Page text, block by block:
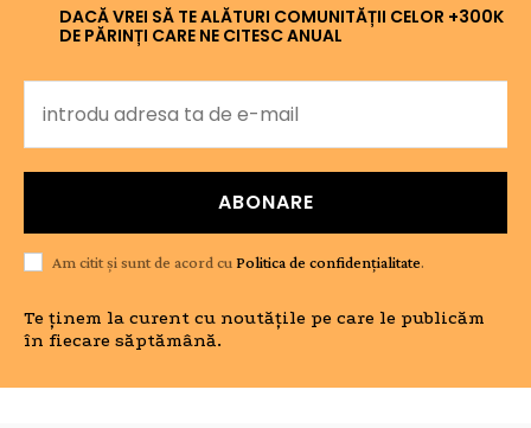
DACĂ VREI SĂ TE ALĂTURI COMUNITĂȚII CELOR +300K
DE PĂRINȚI CARE NE CITESC ANUAL
ABONARE
Am citit și sunt de acord cu Politica de confidențialitate.
Te ținem la curent cu noutățile pe care le publicăm
în fiecare săptămână.